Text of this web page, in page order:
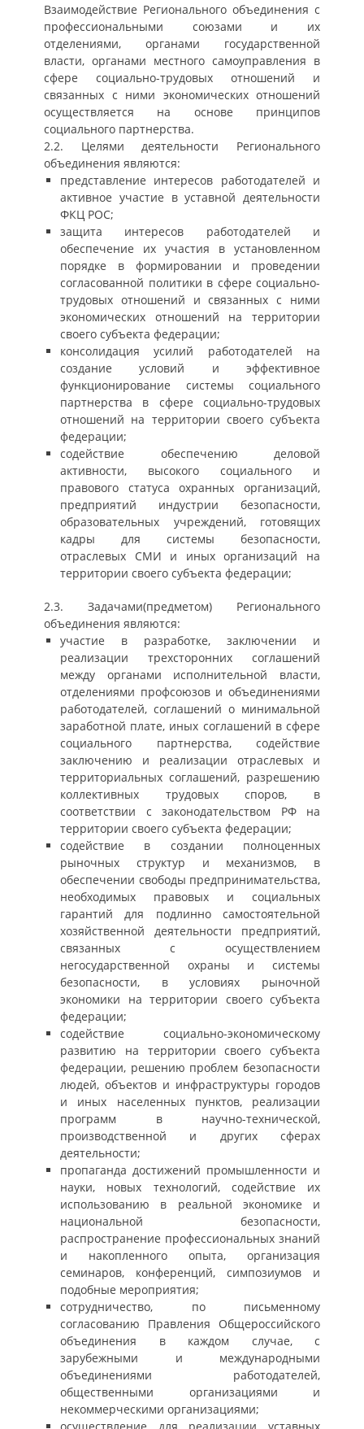
Взаимодействие Регионального объединения с
профессиональными союзами и их
отделениями, органами государственной
власти, органами местного самоуправления в
сфере социально-трудовых отношений и
связанных с ними экономических отношений
осуществляется на основе принципов
социального партнерства.
2.2. Целями деятельности Регионального
объединения являются:
представление интересов работодателей и
активное участие в уставной деятельности
ФКЦ РОС;
защита интересов работодателей и
обеспечение их участия в установленном
порядке в формировании и проведении
согласованной политики в сфере социально-
трудовых отношений и связанных с ними
экономических отношений на территории
своего субъекта федерации;
консолидация усилий работодателей на
создание условий и эффективное
функционирование системы социального
партнерства в сфере социально-трудовых
отношений на территории своего субъекта
федерации;
содействие обеспечению деловой
активности, высокого социального и
правового статуса охранных организаций,
предприятий индустрии безопасности,
образовательных учреждений, готовящих
кадры для системы безопасности,
отраслевых СМИ и иных организаций на
территории своего субъекта федерации;
2.3. Задачами(предметом) Регионального
объединения являются:
участие в разработке, заключении и
реализации трехсторонних соглашений
между органами исполнительной власти,
отделениями профсоюзов и объединениями
работодателей, соглашений о минимальной
заработной плате, иных соглашений в сфере
социального партнерства, содействие
заключению и реализации отраслевых и
территориальных соглашений, разрешению
коллективных трудовых споров, в
соответствии с законодательством РФ на
территории своего субъекта федерации;
содействие в создании полноценных
рыночных структур и механизмов, в
обеспечении свободы предпринимательства,
необходимых правовых и социальных
гарантий для подлинно самостоятельной
хозяйственной деятельности предприятий,
связанных с осуществлением
негосударственной охраны и системы
безопасности, в условиях рыночной
экономики на территории своего субъекта
федерации;
содействие социально-экономическому
развитию на территории своего субъекта
федерации, решению проблем безопасности
людей, объектов и инфраструктуры городов
и иных населенных пунктов, реализации
программ в научно-технической,
производственной и других сферах
деятельности;
пропаганда достижений промышленности и
науки, новых технологий, содействие их
использованию в реальной экономике и
национальной безопасности,
распространение профессиональных знаний
и накопленного опыта, организация
семинаров, конференций, симпозиумов и
подобные мероприятия;
сотрудничество, по письменному
согласованию Правления Общероссийского
объединения в каждом случае, с
зарубежными и международными
объединениями работодателей,
общественными организациями и
некоммерческими организациями;